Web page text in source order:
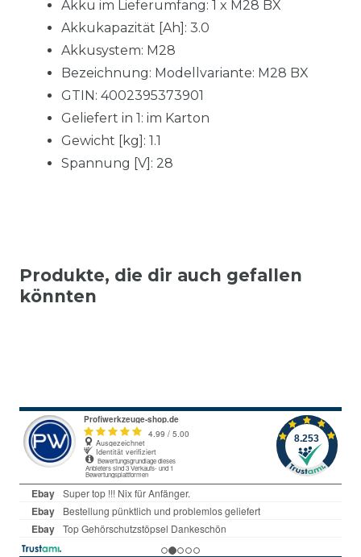
Akku im Lieferumfang: 1 x M28 BX
Akkukapazität [Ah]: 3.0
Akkusystem: M28
Bezeichnung: Modellvariante: M28 BX
GTIN: 4002395373901
Geliefert in 1: im Karton
Gewicht [kg]: 1.1
Spannung [V]: 28
Produkte, die dir auch gefallen
könnten